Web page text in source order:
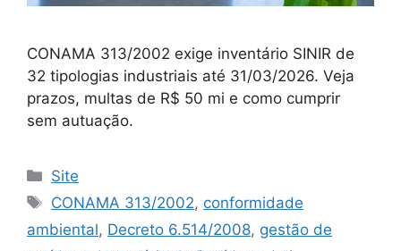
CONAMA 313/2002 exige inventário SINIR de
32 tipologias industriais até 31/03/2026. Veja
prazos, multas de R$ 50 mi e como cumprir
sem autuação.
Site
CONAMA 313/2002, conformidade
ambiental, Decreto 6.514/2008, gestão de